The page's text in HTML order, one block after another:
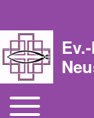
Main navigation
Toggle main menu